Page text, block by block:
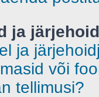
ja
ja
või
tellimusi?